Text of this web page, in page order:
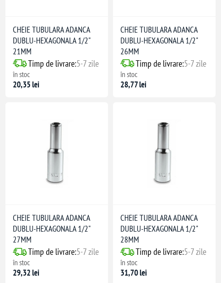
CHEIE TUBULARA ADANCA
DUBLU-HEXAGONALA 1/2"
21MM
Timp de livrare:5-7 zile
în stoc
20,35 lei
CHEIE TUBULARA ADANCA
DUBLU-HEXAGONALA 1/2"
26MM
Timp de livrare:5-7 zile
în stoc
28,77 lei
CHEIE TUBULARA ADANCA
DUBLU-HEXAGONALA 1/2"
27MM
Timp de livrare:5-7 zile
în stoc
29,32 lei
CHEIE TUBULARA ADANCA
DUBLU-HEXAGONALA 1/2"
28MM
Timp de livrare:5-7 zile
în stoc
31,70 lei